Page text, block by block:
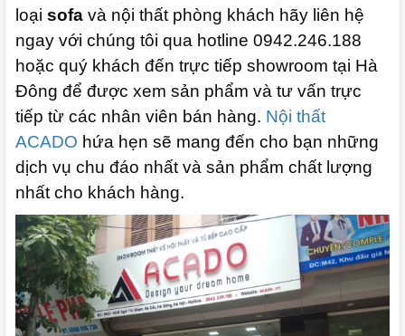
loại sofa và nội thất phòng khách hãy liên hệ
ngay với chúng tôi qua hotline 0942.246.188
hoặc quý khách đến trực tiếp showroom tại Hà
Đông để được xem sản phẩm và tư vấn trực
tiếp từ các nhân viên bán hàng. Nội thất
ACADO hứa hẹn sẽ mang đến cho bạn những
dịch vụ chu đáo nhất và sản phẩm chất lượng
nhất cho khách hàng.